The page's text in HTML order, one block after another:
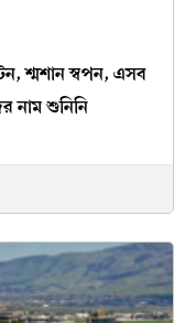
শ্মশান স্বপন, এসব
নাম শুনিনি